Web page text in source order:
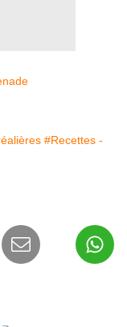
#Recettes -